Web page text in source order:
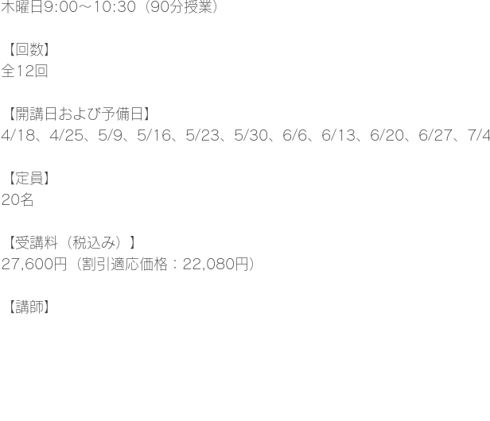
木曜日9:00～10:30（90分授業）
【回数】
全12回
【開講日および予備日】
4/18、4/25、5/9、5/16、5/23、5/30、6/6、6/13、6/20、6/27、7/
【定員】
20名
【受講料（税込み）】
27,600円（割引適応価格：22,080円）
【講師】